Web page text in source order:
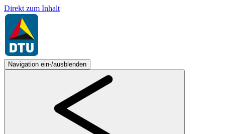
Direkt zum Inhalt
Navigation ein-/ausblenden